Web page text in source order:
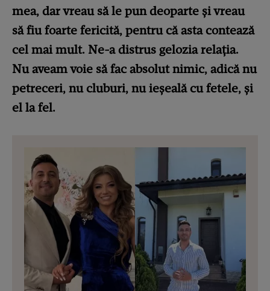
mea, dar vreau să le pun deoparte și vreau
să fiu foarte fericită, pentru că asta contează
cel mai mult. Ne-a distrus gelozia relația.
Nu aveam voie să fac absolut nimic, adică nu
petreceri, nu cluburi, nu ieșeală cu fetele, și
el la fel.